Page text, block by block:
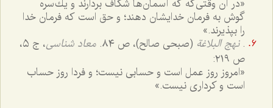
«در آن وقتى‌كه كه آسمان‌ها شكاف بردارند و یك‌سره
گوش به فرمان خدایشان دهند؛ و حق است كه فرمان خدا
را بپذیرند.»
.نهج البلاغة (صبحی صالح)، ص ٨٤. معاد شناسی
، ج ٥،
ص ٢١٩:
«امروز روز عمل است و حسابی نیست؛ و فردا روز حساب
است و کرداری نیست.»